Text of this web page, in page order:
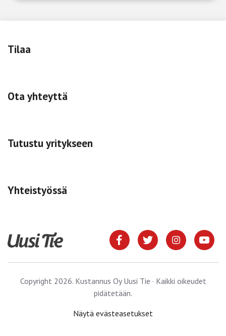
Tilaa
Ota yhteyttä
Tutustu yritykseen
Yhteistyössä
Copyright 2026. Kustannus Oy Uusi Tie · Kaikki oikeudet
pidätetään.
Näytä evästeasetukset